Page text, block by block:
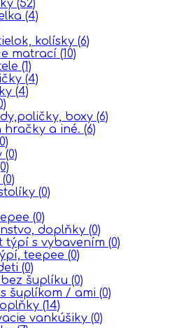
(52)
(4)
kolísky (6)
matrací (10)
(1)
(4)
(4)
boxy (6)
hračky a iné. (6)
(0)
(0)
(0)
(0)
doplňky (0)
týpí s vybavením (0)
teepee (0)
(0)
bez šuplíku (0)
s šuplíkom / ami (0)
(14)
vankúšiky (0)